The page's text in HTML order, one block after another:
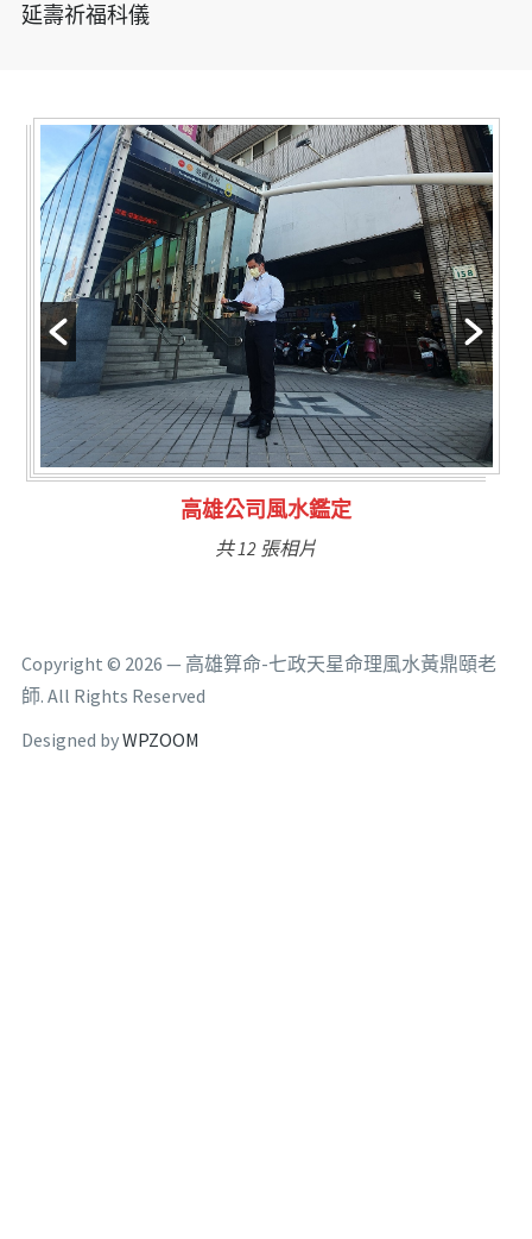
延壽祈福科儀
林氏福主量子生基造命
共 6 張相片
Copyright © 2026 — 高雄算命-七政天星命理風水黃鼎頤老
師. All Rights Reserved
Designed byWPZOOM